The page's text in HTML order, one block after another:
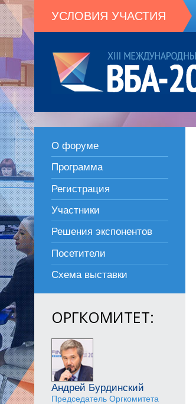
УСЛОВИЯ УЧАСТИЯ
О форуме
Программа
Регистрация
Участники
Решения экспонентов
Посетители
Схема выставки
ОРГКОМИТЕТ:
Андрей Бурдинский
Председатель Оргкомитета